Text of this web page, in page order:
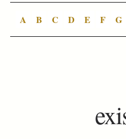
A B C D E F G